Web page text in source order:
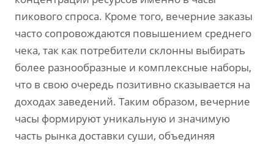
пикового спроса. Кроме того, вечерние заказы
часто сопровождаются повышением среднего
чека, так как потребители склонны выбирать
более разнообразные и комплексные наборы,
что в свою очередь позитивно сказывается на
доходах заведений. Таким образом, вечерние
часы формируют уникальную и значимую
часть рынка доставки суши, объединяя